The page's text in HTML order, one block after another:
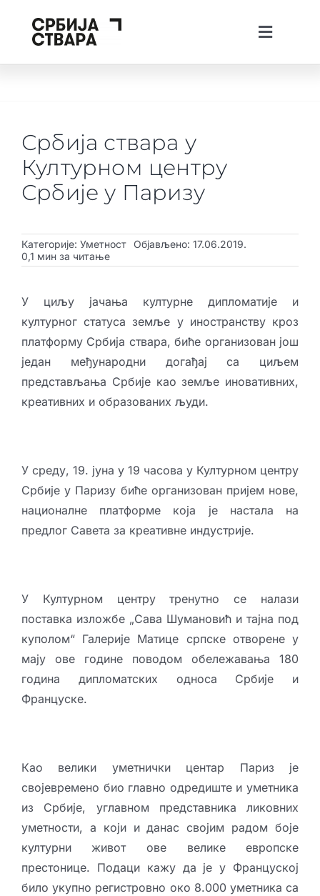
content
Toggle
ћир
lat
Живи у Србији
Инвестирај у Србији
Креативне индустрије
Публикације
Контакт
Србија ствара у
Културном центру
Србије у Паризу
Категорије: Уметност Објављено: 17.06.2019.
0,1 мин за читање
У циљу јачања културне дипломатије и
културног статуса земље у иностранству кроз
платформу Србија ствара, биће организован још
један међународни догађај са циљем
представљања Србије као земље иновативних,
креативних и образованих људи.
У среду, 19. јуна у 19 часова у Културном центру
Србије у Паризу биће организован пријем нове,
националне платформе која је настала на
предлог Савета за креативне индустрије.
У Културном центру тренутно се налази
поставка изложбе „Сава Шумановић и тајна под
куполом“ Галерије Матице српске отворене у
мају ове године поводом обележавања 180
година дипломатских односа Србије и
Француске.
Као велики уметнички центар Париз је
својевремено био главно одредиште и уметника
из Србије, углавном представника ликовних
уметности, а који и данас својим радом боје
културни живот ове велике европске
престонице. Подаци кажу да је у Француској
било укупно регистровно око 8.000 уметника са